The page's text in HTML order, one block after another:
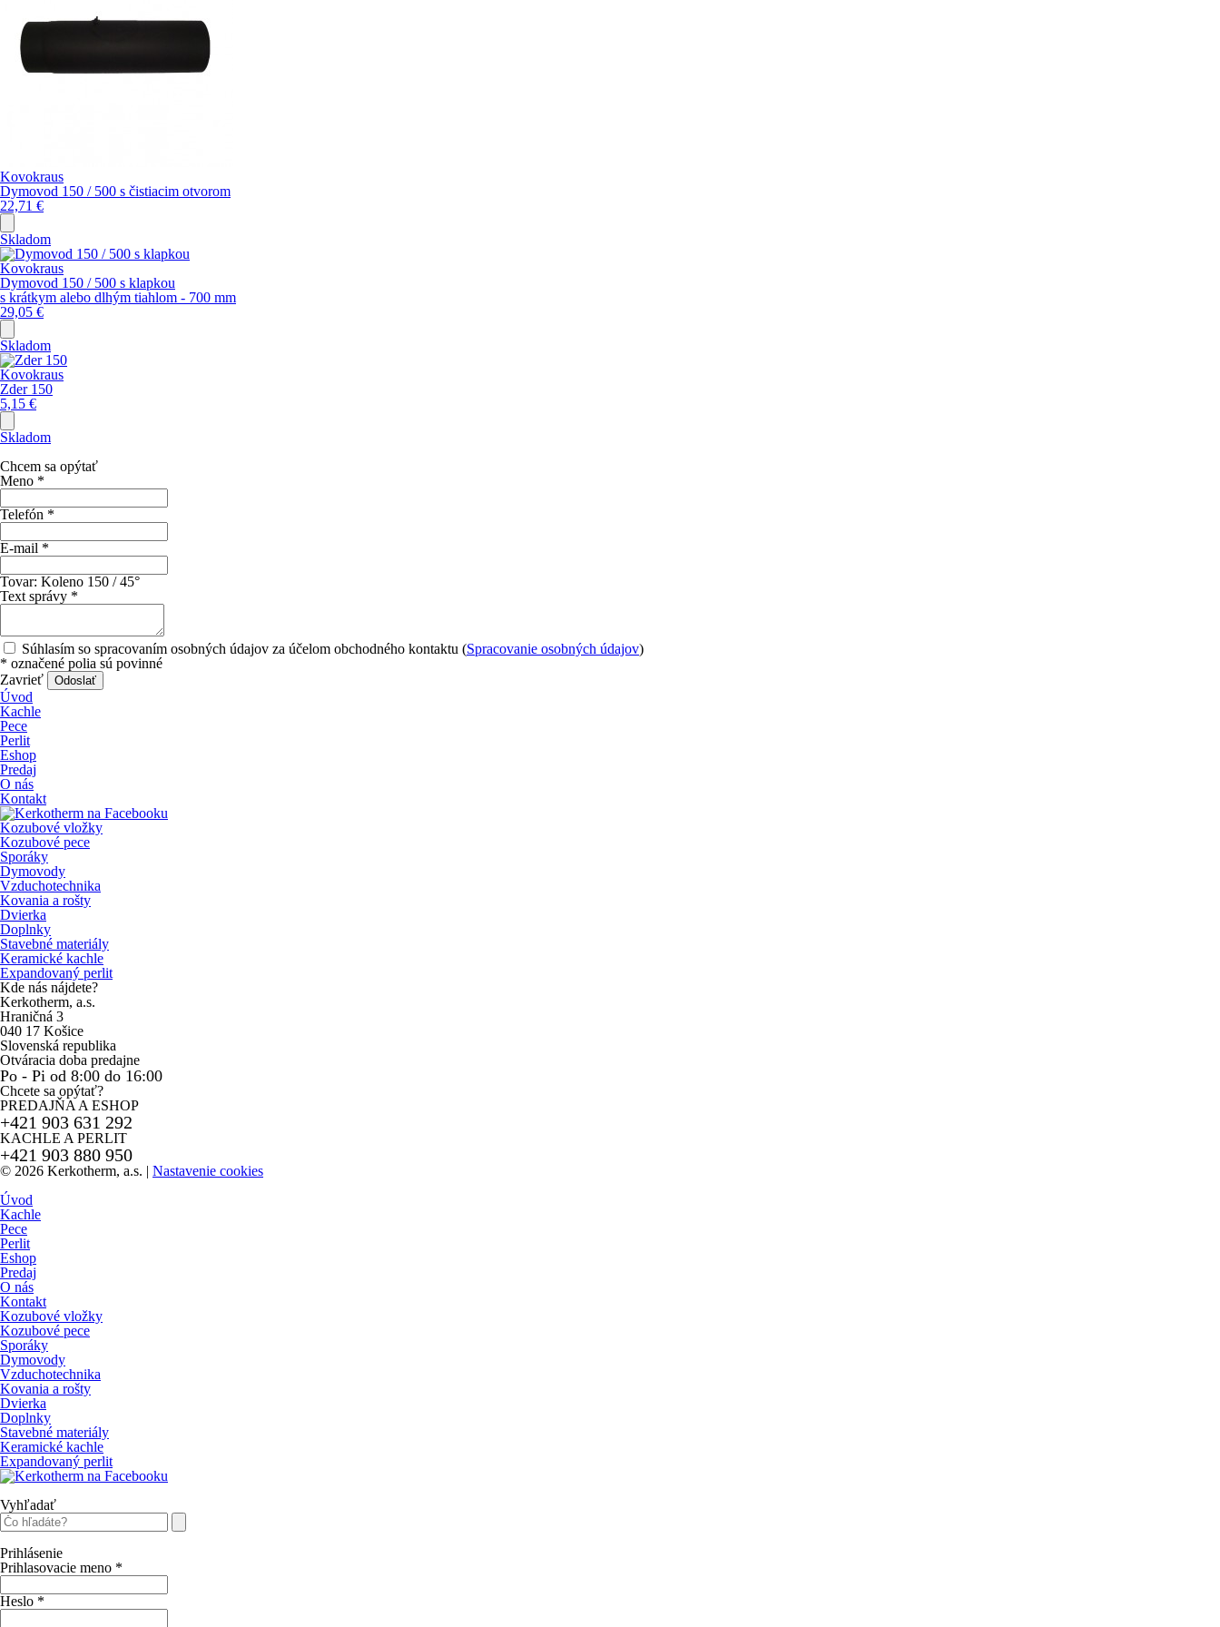
Kovokraus
Dymovod 150 / 500 s čistiacim otvorom
22,71 €
Skladom
Kovokraus
Dymovod 150 / 500 s klapkou
s krátkym alebo dlhým tiahlom - 700 mm
29,05 €
Skladom
Kovokraus
Zder 150
5,15 €
Skladom
Chcem sa opýtať
Meno *
Telefón *
E-mail *
Tovar: Koleno 150 / 45°
Text správy *
Súhlasím so spracovaním osobných údajov za účelom obchodného kontaktu (Spracovanie osobných údajov)
* označené polia sú povinné
Zavrieť
Odoslať
Úvod
Kachle
Pece
Perlit
Eshop
Predaj
O nás
Kontakt
Kozubové vložky
Kozubové pece
Sporáky
Dymovody
Vzduchotechnika
Kovania a rošty
Dvierka
Doplnky
Stavebné materiály
Keramické kachle
Expandovaný perlit
Kde nás nájdete?
Kerkotherm, a.s.
Hraničná 3
040 17 Košice
Slovenská republika
Otváracia doba predajne
Po - Pi od 8:00 do 16:00
Chcete sa opýtať?
PREDAJŇA A ESHOP
+421 903 631 292
KACHLE A PERLIT
+421 903 880 950
© 2026 Kerkotherm, a.s. | Nastavenie cookies
Úvod
Kachle
Pece
Perlit
Eshop
Predaj
O nás
Kontakt
Kozubové vložky
Kozubové pece
Sporáky
Dymovody
Vzduchotechnika
Kovania a rošty
Dvierka
Doplnky
Stavebné materiály
Keramické kachle
Expandovaný perlit
Vyhľadať
Prihlásenie
Prihlasovacie meno *
Heslo *